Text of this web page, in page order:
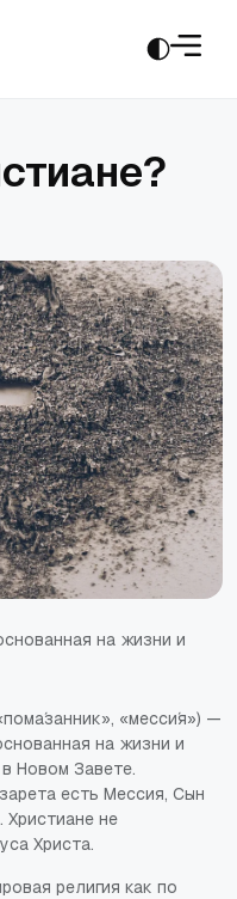
на жизни и
«месси́я») —
на жизни и
Новом Завете.
есть Мессия, Сын
не
Христа.
религия как по